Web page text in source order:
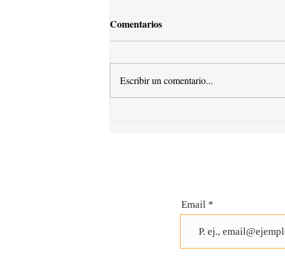
Comentarios
Escribir un comentario...
Email